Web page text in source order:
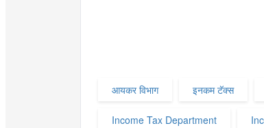
आयकर विभाग इनकम टॅक्स
Income Tax Department